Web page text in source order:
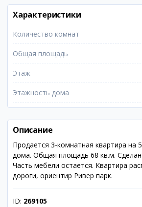
Характеристики
Количество комнат
Общая площадь
Этаж
Этажность дома
Описание
Продается 3-комнатная квартира на
дома. Общая площадь 68 кв.м.
Часть мебели остается. Квартира
дороги, ориентир Ривер парк.
ID: 269105